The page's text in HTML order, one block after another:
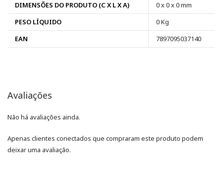
DIMENSÕES DO PRODUTO (C X L X A)
0 x 0 x 0 mm
PESO LÍQUIDO
0 Kg
EAN
7897095037140
Avaliações
Não há avaliações ainda.
Apenas clientes conectados que compraram este produto podem
deixar uma avaliação.